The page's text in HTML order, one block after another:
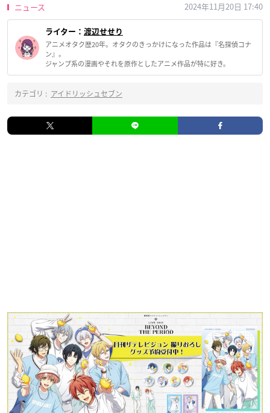
ニュース 2024年11月20日 17:40
ライター： 渡辺せせり
アニメオタク歴20年。オタクのきっかけになった作品は『名探偵コナ
ン』。
ジャンプ系の漫画やそれを原作としたアニメ作品が特に好き。
カテゴリ : アイドリッシュセブン